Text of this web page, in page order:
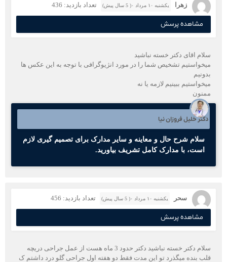
زهرا یکشنبه ۱۰ مرداد ۰( 5 سال پیش) تعداد بازدید: 436
مشاهده پرسش
سلام اقای دکتر خسته نباشید
میخواستیم تشخیص شما را در مورد انژیوگرافی با توجه به این عکس ها
بدونیم
میخواستیم ببینیم لازمه یا نه
ممنون
دکتر خلیل فروزان نیا
سلام شرح حال و معاینه و سایر مدارک برای تصمیم گیری لازم
است، با مدارک کامل تشریف بیاورید.
سحر یکشنبه ۱۰ مرداد ۰( 5 سال پیش) تعداد بازدید: 456
مشاهده پرسش
سلام دکتر خسته نباشید دکتر حدود 3 ماه هست از عمل جراحی دریچه
قلب بنده میگذرد تو این مدت فقط دو هفته اول جراحی گلو درد داشتم ک